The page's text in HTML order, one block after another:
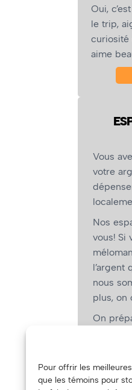
Pour offrir les
que les témoins pour
Oui,
le trip,
curiosité
aime
Vous
votre
Nos
vous! Si
l’argent
nous
plus, on
On
vous,